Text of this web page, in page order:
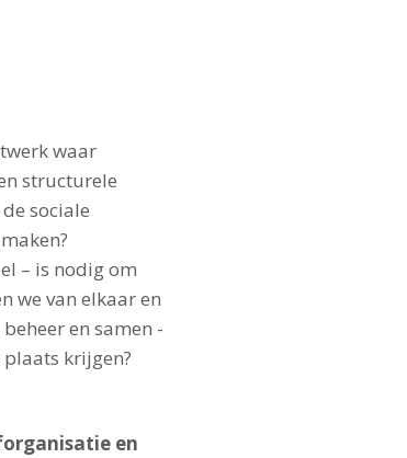
waar
structurele
sociale
– is nodig om
we van elkaar en
en samen -
krijgen?
en